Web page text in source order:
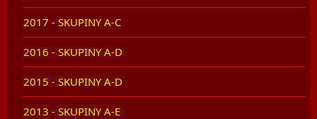
2017 - SKUPINY A-C
2016 - SKUPINY A-D
2015 - SKUPINY A-D
2013 - SKUPINY A-E